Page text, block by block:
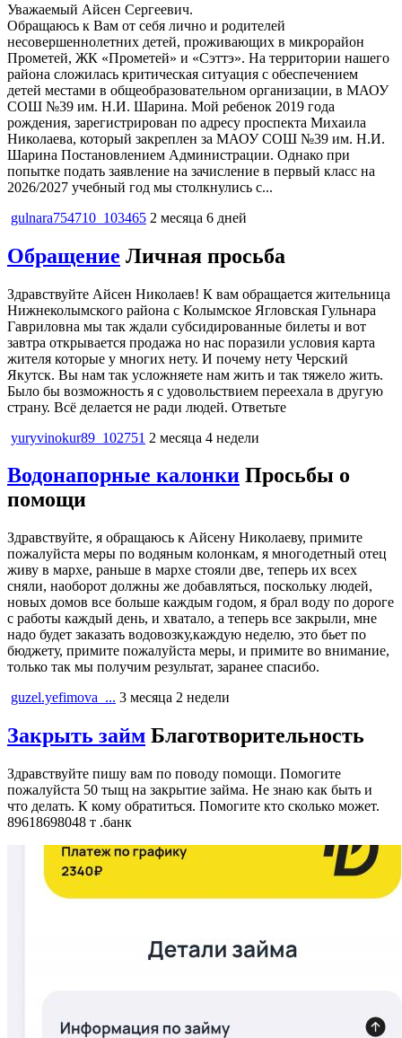
Уважаемый Айсен Сергеевич.
Обращаюсь к Вам от себя лично и родителей
несовершеннолетних детей, проживающих в микрорайон
Прометей, ЖК «Прометей» и «Сэттэ». На территории нашего
района сложилась критическая ситуация с обеспечением
детей местами в общеобразовательном организации, в МАОУ
СОШ №39 им. Н.И. Шарина. Мой ребенок 2019 года
рождения, зарегистрирован по адресу проспекта Михаила
Николаева, который закреплен за МАОУ СОШ №39 им. Н.И.
Шарина Постановлением Администрации. Однако при
попытке подать заявление на зачисление в первый класс на
2026/2027 учебный год мы столкнулись с...
gulnara754710_103465 2 месяца 6 дней
Обращение Личная просьба
Здравствуйте Айсен Николаев! К вам обращается жительница
Нижнеколымского района с Колымское Ягловская Гульнара
Гавриловна мы так ждали субсидированные билеты и вот
завтра открывается продажа но нас поразили условия карта
жителя которые у многих нету. И почему нету Черский
Якутск. Вы нам так усложняете нам жить и так тяжело жить.
Было бы возможность я с удовольствием переехала в другую
страну. Всё делается не ради людей. Ответьте
yuryvinokur89_102751 2 месяца 4 недели
Водонапорные калонки Просьбы о
помощи
Здравствуйте, я обращаюсь к Айсену Николаеву, примите
пожалуйста меры по водяным колонкам, я многодетный отец
живу в мархе, раньше в мархе стояли две, теперь их всех
сняли, наоборот должны же добавляться, поскольку людей,
новых домов все больше каждым годом, я брал воду по дороге
с работы каждый день, и хватало, а теперь все закрыли, мне
надо будет заказать водовозку,каждую неделю, это бьет по
бюджету, примите пожалуйста меры, и примите во внимание,
только так мы получим результат, заранее спасибо.
guzel.yefimova_... 3 месяца 2 недели
Закрыть займ Благотворительность
Здравствуйте пишу вам по поводу помощи. Помогите
пожалуйста 50 тыщ на закрытие займа. Не знаю как быть и
что делать. К кому обратиться. Помогите кто сколько может.
89618698048 т .банк